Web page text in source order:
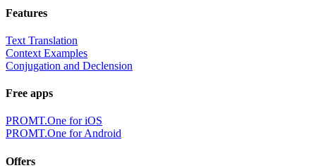
Features
Text Translation
Context Examples
Conjugation and Declension
Free apps
PROMT.One for iOS
PROMT.One for Android
Offers